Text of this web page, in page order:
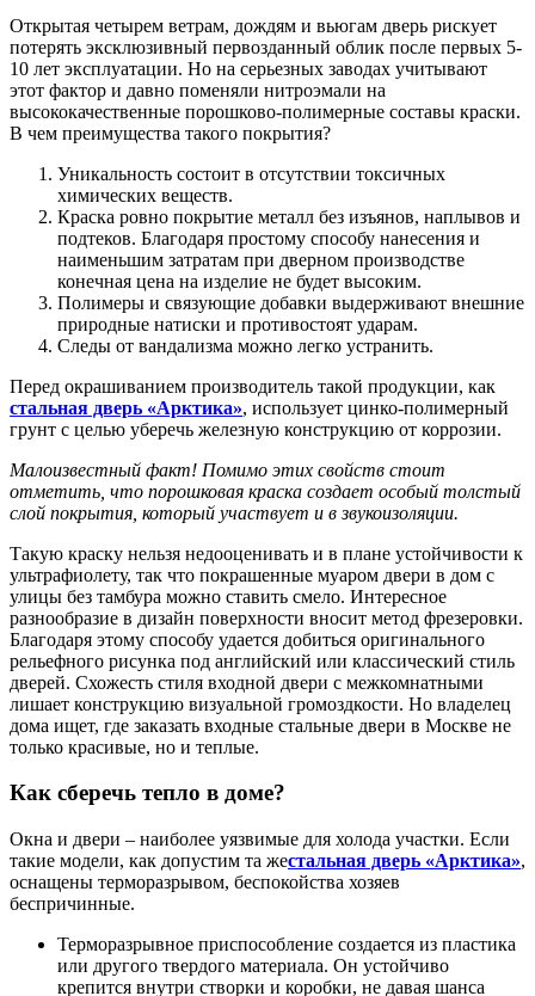
Открытая четырем ветрам, дождям и вьюгам дверь рискует
потерять эксклюзивный первозданный облик после первых 5-
10 лет эксплуатации. Но на серьезных заводах учитывают
этот фактор и давно поменяли нитроэмали на
высококачественные порошково-полимерные составы краски.
В чем преимущества такого покрытия?
Уникальность состоит в отсутствии токсичных
химических веществ.
Краска ровно покрытие металл без изъянов, наплывов и
подтеков. Благодаря простому способу нанесения и
наименьшим затратам при дверном производстве
конечная цена на изделие не будет высоким.
Полимеры и связующие добавки выдерживают внешние
природные натиски и противостоят ударам.
Следы от вандализма можно легко устранить.
Перед окрашиванием производитель такой продукции, как
стальная дверь «Арктика», использует цинко-полимерный
грунт с целью уберечь железную конструкцию от коррозии.
Малоизвестный факт! Помимо этих свойств стоит
отметить, что порошковая краска создает особый толстый
слой покрытия, который участвует и в звукоизоляции.
Такую краску нельзя недооценивать и в плане устойчивости к
ультрафиолету, так что покрашенные муаром двери в дом с
улицы без тамбура можно ставить смело. Интересное
разнообразие в дизайн поверхности вносит метод фрезеровки.
Благодаря этому способу удается добиться оригинального
рельефного рисунка под английский или классический стиль
дверей. Схожесть стиля входной двери с межкомнатными
лишает конструкцию визуальной громоздкости. Но владелец
дома ищет, где заказать входные стальные двери в Москве не
только красивые, но и теплые.
Как сберечь тепло в доме?
Окна и двери – наиболее уязвимые для холода участки. Если
такие модели, как допустим та жестальная дверь «Арктика»,
оснащены терморазрывом, беспокойства хозяев
беспричинные.
Терморазрывное приспособление создается из пластика
или другого твердого материала. Он устойчиво
крепится внутри створки и коробки, не давая шанса